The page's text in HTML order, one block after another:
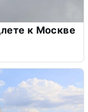
к Москве